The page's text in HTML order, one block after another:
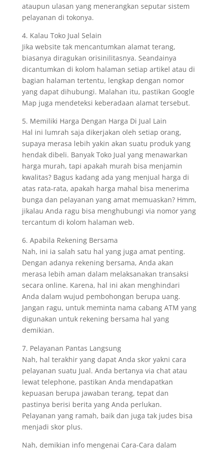
ataupun ulasan yang menerangkan seputar sistem
pelayanan di tokonya.
4. Kalau Toko Jual Selain
Jika website tak mencantumkan alamat terang,
biasanya diragukan orisinilitasnya. Seandainya
dicantumkan di kolom halaman setiap artikel atau di
bagian halaman tertentu, lengkap dengan nomor
yang dapat dihubungi. Malahan itu, pastikan Google
Map juga mendeteksi keberadaan alamat tersebut.
5. Memiliki Harga Dengan Harga Di Jual Lain
Hal ini lumrah saja dikerjakan oleh setiap orang,
supaya merasa lebih yakin akan suatu produk yang
hendak dibeli. Banyak Toko Jual yang menawarkan
harga murah, tapi apakah murah bisa menjamin
kwalitas? Bagus kadang ada yang menjual harga di
atas rata-rata, apakah harga mahal bisa menerima
bunga dan pelayanan yang amat memuaskan? Hmm,
jikalau Anda ragu bisa menghubungi via nomor yang
tercantum di kolom halaman web.
6. Apabila Rekening Bersama
Nah, ini ia salah satu hal yang juga amat penting.
Dengan adanya rekening bersama, Anda akan
merasa lebih aman dalam melaksanakan transaksi
secara online. Karena, hal ini akan menghindari
Anda dalam wujud pembohongan berupa uang.
Jangan ragu, untuk meminta nama cabang ATM yang
digunakan untuk rekening bersama hal yang
demikian.
7. Pelayanan Pantas Langsung
Nah, hal terakhir yang dapat Anda skor yakni cara
pelayanan suatu Jual. Anda bertanya via chat atau
lewat telephone, pastikan Anda mendapatkan
kepuasan berupa jawaban terang, tepat dan
pastinya berisi berita yang Anda perlukan.
Pelayanan yang ramah, baik dan juga tak judes bisa
menjadi skor plus.
Nah, demikian info mengenai Cara-Cara dalam